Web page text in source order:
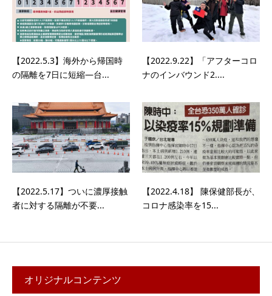
【2022.5.3】海外から帰国時
の隔離を7日に短縮—台...
【2022.9.22】「アフターコロ
ナのインバウンド2....
【2022.5.17】ついに濃厚接触
者に対する隔離が不要...
【2022.4.18】 陳保健部長が、
コロナ感染率を15...
オリジナルコンテンツ